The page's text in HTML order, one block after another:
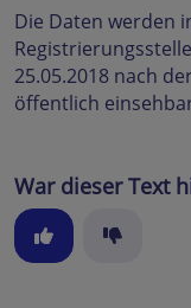
Die Daten werden
25.05.2018 nach
öffentlich
War dieser Text